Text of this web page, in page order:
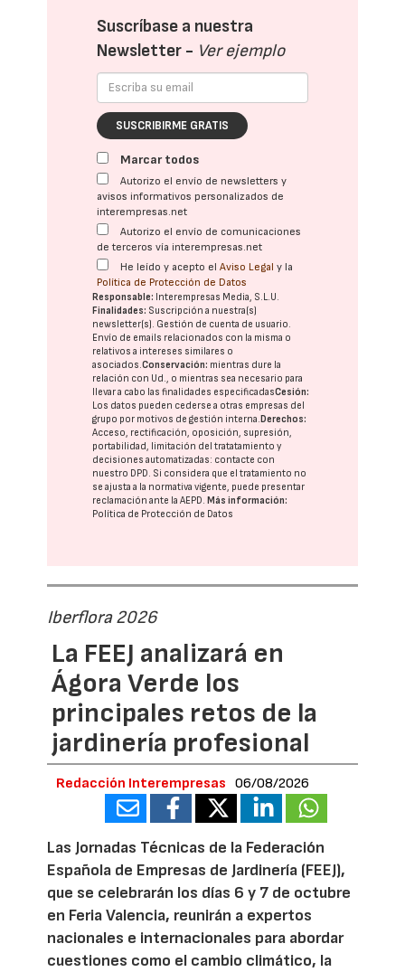
Suscríbase a nuestra
Newsletter - Ver ejemplo
SUSCRIBIRME GRATIS
Marcar todos
Autorizo el envío de newsletters y
avisos informativos personalizados de
interempresas.net
Autorizo el envío de comunicaciones
de terceros vía interempresas.net
He leído y acepto elAviso Legal y la
Política de Protección de Datos
Responsable: Interempresas Media, S.L.U.
Finalidades: Suscripción a nuestra(s)
newsletter(s). Gestión de cuenta de usuario.
Envío de emails relacionados con la misma o
relativos a intereses similares o
asociados.Conservación: mientras dure la
relación con Ud., o mientras sea necesario para
llevar a cabo las finalidades especificadasCesión:
Los datos pueden cederse a otras empresas del
grupo por motivos de gestión interna.Derechos:
Acceso, rectificación, oposición, supresión,
portabilidad, limitación del tratatamiento y
decisiones automatizadas: contacte con
nuestro DPD. Si considera que el tratamiento no
se ajusta a la normativa vigente, puede presentar
reclamación ante laAEPD.Más información:
Política de Protección de Datos
Iberflora 2026
La FEEJ analizará en
Ágora Verde los
principales retos de la
jardinería profesional
Redacción Interempresas 06/08/2026
Las Jornadas Técnicas de la Federación
Española de Empresas de Jardinería (FEEJ),
que se celebrarán los días 6 y 7 de octubre
en Feria Valencia, reunirán a expertos
nacionales e internacionales para abordar
cuestiones como el cambio climático, la